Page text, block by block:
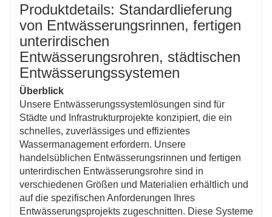
zuverlässigen Betrieb unter rauen Bedingungen,
einschließlich extremer Temperaturen und
salzhaltiger Umgebung, ausgelegt und eignen sich
daher ideal für städtische und industrielle
Anwendungen.
Einfache Installation, Reduzierung der Baukosten
Der modulare Aufbau unserer Entwässerungssysteme
vereinfacht die Installation, reduziert Zeit- und
Arbeitskosten und erleichtert die Skalierung des
Systems für zukünftige Anforderungen.
Umweltfreundlich und energieeffizient
Unsere aus recycelbaren, umweltfreundlichen
Materialien hergestellten Systeme entsprechen den
Standards für umweltfreundliches Bauen, fördern die
Nachhaltigkeit und reduzieren gleichzeitig den
ökologischen Fußabdruck von Infrastrukturprojekten.
Produktdetails: Standardlieferung
von Entwässerungsrinnen, fertigen
unterirdischen
Entwässerungsrohren, städtischen
Entwässerungssystemen
Überblick
Unsere Entwässerungssystemlösungen sind für
Städte und Infrastrukturprojekte konzipiert, die ein
schnelles, zuverlässiges und effizientes
Wassermanagement erfordern. Unsere
handelsüblichen Entwässerungsrinnen und fertigen
unterirdischen Entwässerungsrohre sind in
verschiedenen Größen und Materialien erhältlich und
auf die spezifischen Anforderungen Ihres
Entwässerungsprojekts zugeschnitten. Diese Systeme